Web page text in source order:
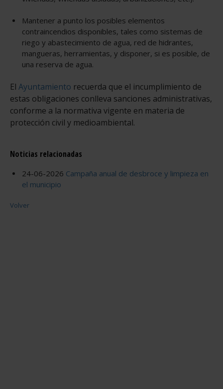
Mantener a punto los posibles elementos
contraincendios disponibles, tales como sistemas de
riego y abastecimiento de agua, red de hidrantes,
mangueras, herramientas, y disponer, si es posible, de
una reserva de agua.
El Ayuntamiento recuerda que el incumplimiento de
estas obligaciones conlleva sanciones administrativas,
conforme a la normativa vigente en materia de
protección civil y medioambiental.
Noticias relacionadas
24-06-2026 Campaña anual de desbroce y limpieza en
el municipio
Volver